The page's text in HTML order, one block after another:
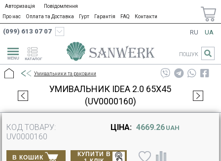
Авторизація
Повідомлення
Про нас
Оплата та Доставка Гурт Гарантія FAQ Контакти
(099) 613 07 07
КАТАЛОГ
RU UA
ПОШУК
Умивальники та раковини
УМИВАЛЬНИК IDEA 2.0 65X45
(UV0000160)
КОД ТОВАРУ:
UV0000160
ЦІНА: 4669.26 UAH
В КОШИК
КУПИТИ В